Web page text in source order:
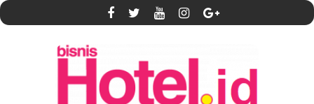
S
k